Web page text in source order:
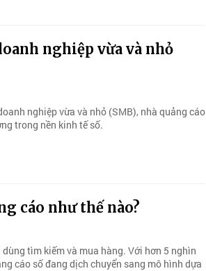
nghiệp vừa và nhỏ
nghiệp vừa và nhỏ (SMB), nhà quảng cáo
trong nền kinh tế số.
cáo như thế nào?
tìm kiếm và mua hàng. Với hơn 5 nghìn
cáo số đang dịch chuyển sang mô hình dựa